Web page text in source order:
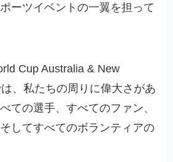
ーツイベントの一翼を担って
Cup Australia & New
、私たちの周りに偉大さがあ
ての選手、すべてのファン、
してすべてのボランティアの